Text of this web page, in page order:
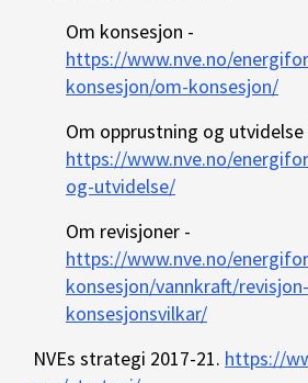
Om konsesjon -
https://www.nve.no/
konsesjon/om-konsesjon/
Om opprustning og utvidelse
https://www.nve.no/
og-utvidelse/
Om revisjoner -
https://www.nve.no/
konsesjon/vannkraft/
konsesjonsvilkar/
NVEs strategi 2017-21. https://